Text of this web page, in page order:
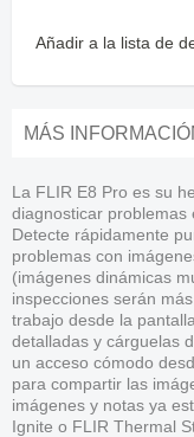
Añadir a la lista de
MÁS
La FLIR E8 Pro es su
diagnosticar problemas
Detecte rápidamente
problemas con
(imágenes dinámicas
inspecciones serán
trabajo desde la
detalladas y cárguelas
un acceso cómodo
para compartir las
imágenes y notas ya
Ignite o FLIR Thermal